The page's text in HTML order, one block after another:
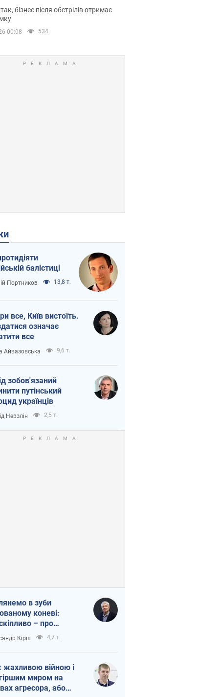
до наявних складських
бізнес після обстрілів отримає
00:08 534
балістиці
Портников 13,8 т.
все, Київ вистоїть.
означає
все
Айвазовська 9,6 т.
зобов'язаний
путінський
українців
Невзлін 2,5 т.
в зуби
коневі:
– про
Україні
Кірш 4,7 т.
жахливою війною і
миром на
агресора, або